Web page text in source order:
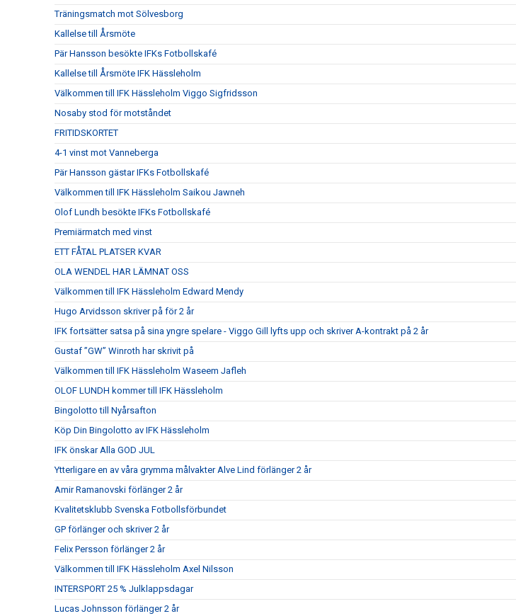
Träningsmatch mot Sölvesborg
Kallelse till Årsmöte
Pär Hansson besökte IFKs Fotbollskafé
Kallelse till Årsmöte IFK Hässleholm
Välkommen till IFK Hässleholm Viggo Sigfridsson
Nosaby stod för motståndet
FRITIDSKORTET
4-1 vinst mot Vanneberga
Pär Hansson gästar IFKs Fotbollskafé
Välkommen till IFK Hässleholm Saikou Jawneh
Olof Lundh besökte IFKs Fotbollskafé
Premiärmatch med vinst
ETT FÅTAL PLATSER KVAR
OLA WENDEL HAR LÄMNAT OSS
Välkommen till IFK Hässleholm Edward Mendy
Hugo Arvidsson skriver på för 2 år
IFK fortsätter satsa på sina yngre spelare - Viggo Gill lyfts upp och skriver A-kontrakt på 2 år
Gustaf ”GW” Winroth har skrivit på
Välkommen till IFK Hässleholm Waseem Jafleh
OLOF LUNDH kommer till IFK Hässleholm
Bingolotto till Nyårsafton
Köp Din Bingolotto av IFK Hässleholm
IFK önskar Alla GOD JUL
Ytterligare en av våra grymma målvakter Alve Lind förlänger 2 år
Amir Ramanovski förlänger 2 år
Kvalitetsklubb Svenska Fotbollsförbundet
GP förlänger och skriver 2 år
Felix Persson förlänger 2 år
Välkommen till IFK Hässleholm Axel Nilsson
INTERSPORT 25 % Julklappsdagar
Lucas Johnsson förlänger 2 år